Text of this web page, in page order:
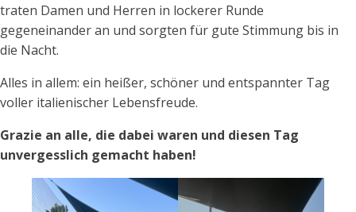
traten Damen und Herren in lockerer Runde
gegeneinander an und sorgten für gute Stimmung bis in
die Nacht.
Alles in allem: ein heißer, schöner und entspannter Tag
voller italienischer Lebensfreude.
Grazie an alle, die dabei waren und diesen Tag
unvergesslich gemacht haben!